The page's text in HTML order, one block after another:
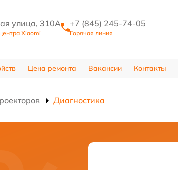
улица, 310А
Xiaomi
+7 (845) 245-74-05
Горячая линия
Цена ремонта Вакансии Контакты
Диагностика